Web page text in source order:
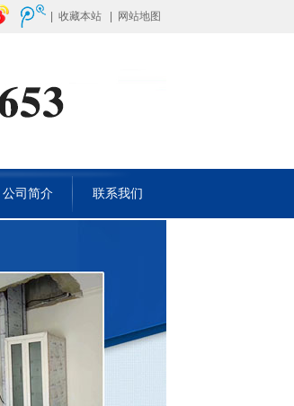
收藏本站 网站地图
公司简介 联系我们